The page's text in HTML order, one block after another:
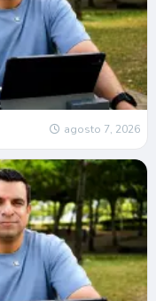
agosto 7, 2026